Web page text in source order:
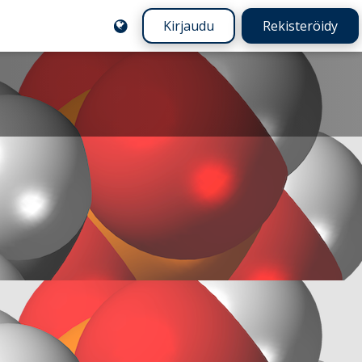
Kirjaudu Rekisteröidy